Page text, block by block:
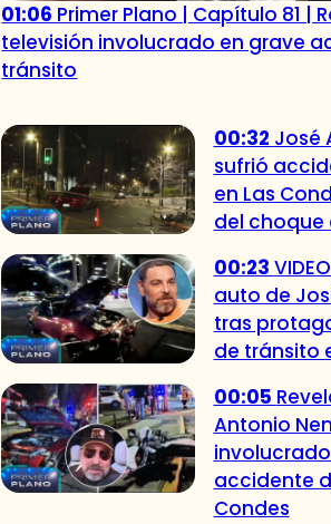
01:06 Primer Plano | Capítulo 81 |
televisión involucrado en grave
tránsito
00:32 José
sufrió
en Las
del choque
00:23
auto de
tras
de tránsito
00:05
Antonio
accidente
Condes